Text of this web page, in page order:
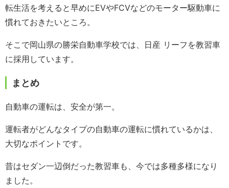
転生活を考えると早めにEVやFCVなどのモーター駆動車に
慣れておきたいところ。
そこで岡山県の勝栄自動車学校では、日産 リーフを教習車
に採用しています。
まとめ
自動車の運転は、安全が第一。
運転者がどんなタイプの自動車の運転に慣れているかは、
大切なポイントです。
昔はセダン一辺倒だった教習車も、今では多種多様になり
ました。